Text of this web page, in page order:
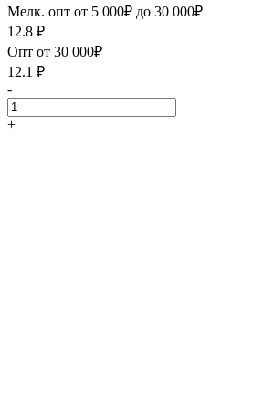
Мелк. опт от 5 000₽ до 30 000₽
12.8 ₽
Опт от 30 000₽
12.1 ₽
-
+